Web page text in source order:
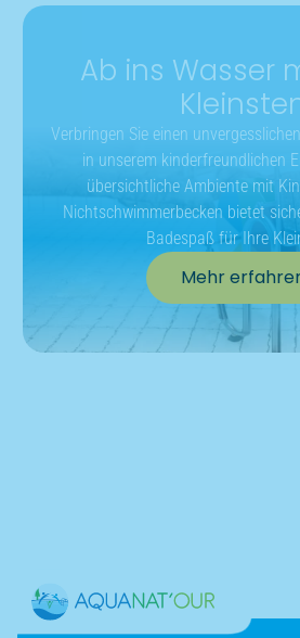
in unseren
Wir bieten ein breites Angebot an Fitness-
möchten regelmäßig unsere Kurse in
langfristig Ihre Fitness und Wohlbefinden
eine Mitgliedschaft für Sie von Vorteil sein.
übersichtliche Ambiente mit
Nichtschwimmerbecken bietet